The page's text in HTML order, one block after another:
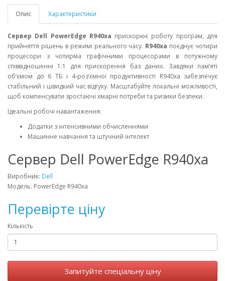
Опис Характеристики
Cервер Dell PowerEdge R940xa прискорює роботу програм, для
прийняття рішень в режимі реального часу. R940xa поєднує чотири
процесори з чотирма графічними процесорами в потужному
співвідношенні 1:1 для прискорення баз даних. Завдяки пам’яті
об’ємом до 6 ТБ і 4-роз’ємної продуктивності R940xa забезпечує
стабільний і швидкий час відгуку. Масштабуйте локальні можливості,
щоб компенсувати зростаючі хмарні потреби та ризики безпеки.
Ідеальні робочі навантаження:
Додатки з інтенсивними обчисленнями
Машинне навчання та штучний інтелект
Cервер Dell PowerEdge R940xa
Виробник: Dell
Модель: PowerEdge R940xa
Перевірте ціну
Кількість
Запитуйте спеціальну ціну